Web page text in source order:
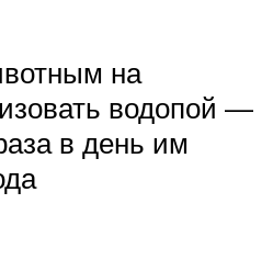
на
водопой —
в день им